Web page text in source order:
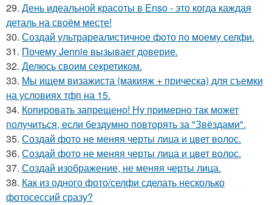
29. День идеальной красоты в Enso - это когда каждая
деталь на своём месте!
30. Создай ультрареалистичное фото по моему селфи.
31. Почему Jennie вызывает доверие.
32. Делюсь своим секретиком.
33. Мы ищем визажиста (макияж + прическа) для съемки
на условиях тфп на 15.
34. Копировать запрещено! Ну примерно так может
получиться, если бездумно повторять за "Звёздами".
35. Создай фото не меняя черты лица и цвет волос.
36. Создай фото не меняя черты лица и цвет волос.
37. Создай изображение, не меняя черты лица.
38. Как из одного фото/селфи сделать несколько
фотосессий сразу?